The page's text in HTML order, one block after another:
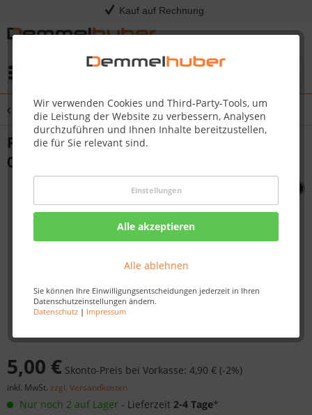
Kauf auf Rechnung
Wir verwenden Cookies und Third-Party-Tools, um
die Leistung der Website zu verbessern, Analysen
durchzuführen und Ihnen Inhalte bereitzustellen,
die für Sie relevant sind.
Einstellungen
Alle akzeptieren
Alle ablehnen
Sie können Ihre Einwilligungsentscheidungen jederzeit in Ihren
Datenschutzeinstellungen ändern.
Datenschutz| Impressum
Übersicht Sonstige Ersatzteile
RB ELECTRODE COVER 605/730 #N080-
0206-M05
5,00 € Skonto-Preis bei Vorkasse: 4,90 € (-2%)
inkl. MwSt. zzgl. Versandkosten
Nur noch 2 auf Lager - Lieferzeit 2-4 Tage*